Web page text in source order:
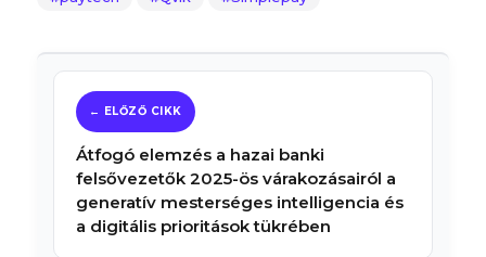
Átfogó elemzés a hazai banki
felsővezetők 2025-ös várakozásairól a
generatív mesterséges intelligencia és
a digitális prioritások tükrében